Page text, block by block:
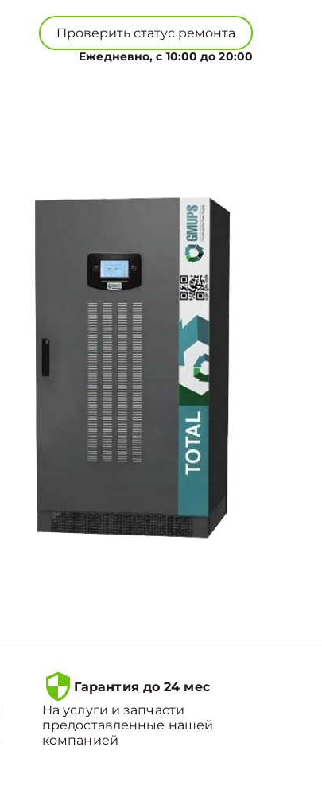
Проверить статус ремонта
Ежедневно, с 10:00 до 20:00
Гарантия до 24 мес
На услуги и запчасти
предоставленные нашей
компанией